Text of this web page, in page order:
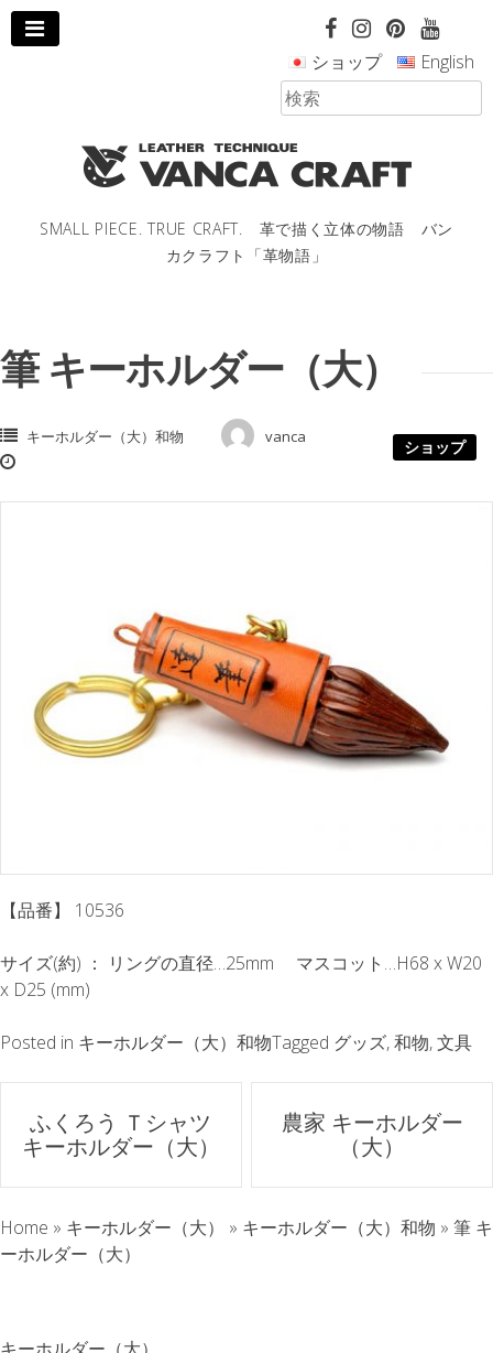
コ
ン
SMALL PIECE. TRUE CRAFT. 革で描く立体の物語 バン
カクラフト「革物語」
ショップ English
筆 キーホルダー（大）
ショップ
キーホルダー（大）和物 vanca
【品番】 10536
サイズ(約) ： リングの直径…25mm マスコット…H68 x W20
x D25 (mm)
Posted in キーホルダー（大）和物Tagged グッズ,和物,文具
ス
ト
ナ
ふくろう Ｔシャツ
キーホルダー（大）
農家 キーホルダー
（大）
Home » キーホルダー（大） » キーホルダー（大）和物 » 筆 キ
ーホルダー（大）